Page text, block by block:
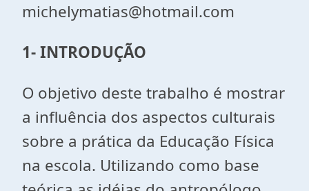
michelymatias@hotmail.com
1- INTRODUÇÃO
O objetivo deste trabalho é mostrar
a influência dos aspectos culturais
sobre a prática da Educação Física
na escola. Utilizando como base